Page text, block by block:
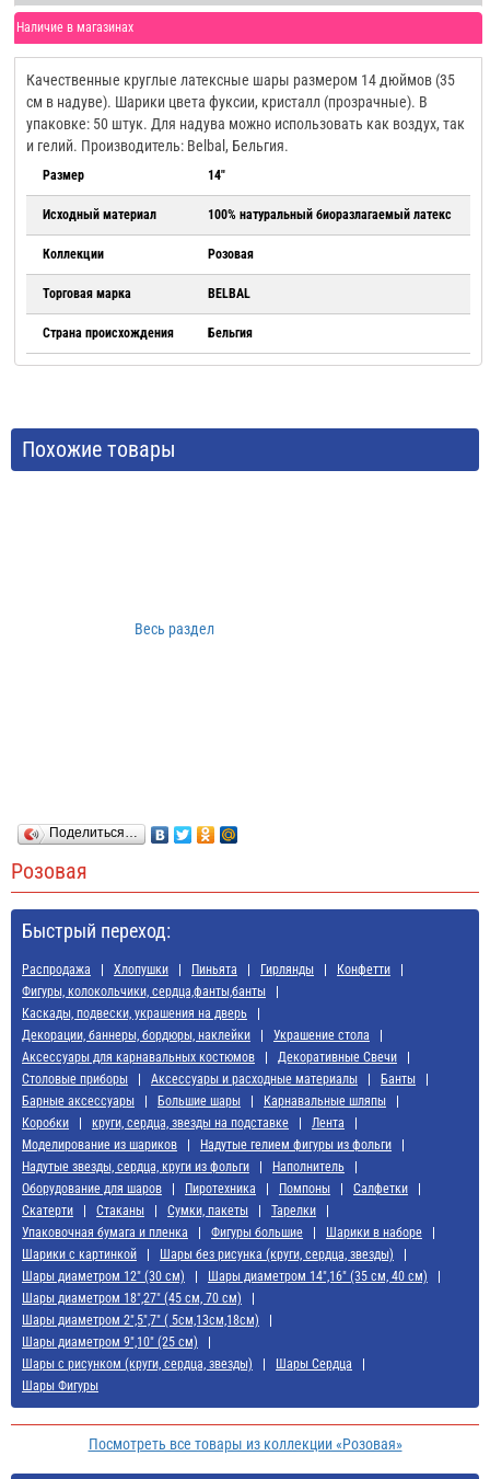
Наличие в магазинах
Качественные круглые латексные шары размером 14 дюймов (35
см в надуве). Шарики цвета фуксии, кристалл (прозрачные). В
упаковке: 50 штук. Для надува можно использовать как воздух, так
и гелий. Производитель: Belbal, Бельгия.
Размер 14"
Исходный материал 100% натуральный биоразлагаемый латекс
Коллекции Розовая
Торговая марка BELBAL
Страна происхождения Бельгия
Похожие товары
Весь раздел
Поделиться…
Розовая
Быстрый переход:
Распродажа Хлопушки Пиньята Гирлянды
Конфетти
Фигуры, колокольчики, сердца,фанты,банты
Каскады, подвески, украшения на дверь
Декорации, баннеры, бордюры, наклейки
Украшение стола
Аксессуары для карнавальных костюмов
Декоративные Свечи
Cтоловые приборы
Аксессуары и расходные материалы
Банты
Барные аксессуары
Большие шары
Карнавальные шляпы
Коробки
круги, сердца, звезды на подставке
Лента
Моделирование из шариков
Надутые гелием фигуры из фольги
Надутые звезды, сердца, круги из фольги
Наполнитель
Оборудование для шаров
Пиротехника Помпоны
Салфетки
Скатерти
Стаканы Сумки, пакеты
Тарелки
Упаковочная бумага и пленка
Фигуры большие
Шарики в наборе
Шарики с картинкой
Шары без рисунка (круги, сердца, звезды)
Шары диаметром 12" (30 см)
Шары диаметром 14",16" (35 см, 40 см)
Шары диаметром 18",27" (45 см, 70 см)
Шары диаметром 2",5",7" ( 5см,13см,18см)
Шары диаметром 9",10" (25 см)
Шары с рисунком (круги, сердца, звезды)
Шары Сердца
Шары Фигуры
Посмотреть все товары из коллекции «Розовая»